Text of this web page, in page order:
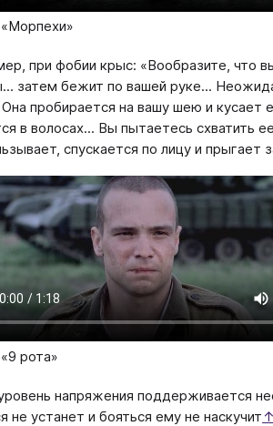
при фобии крыс: «Вообразите, что
затем бежит по вашей руке...
пробирается на вашу шею и кусает
в волосах... Вы пытаетесь схватить
спускается по лицу и прыгает
рота»
напряжения поддерживается
не устанет и бояться ему не наскучит↑